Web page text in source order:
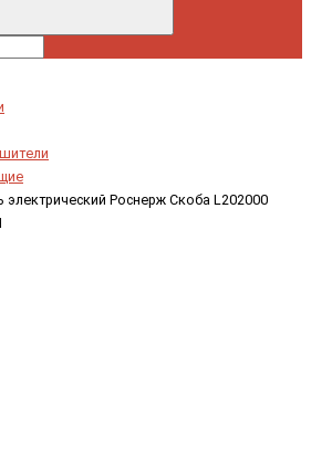
Роснерж Скоба L202000